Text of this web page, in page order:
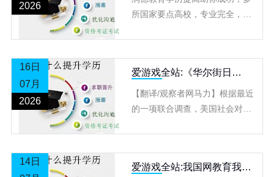
2026
所国家要点高校，专业完全，
教师吧！ 最近的一次全国
16日
07月
2026
爱游戏全站:《华尔街日
失去信心
【翻译/观察者网马力】根据最近
的一项联合调查，美国社会对大
以及美国农村地区居民认为，大
学文
14日
爱游戏全站:我国网教育我国